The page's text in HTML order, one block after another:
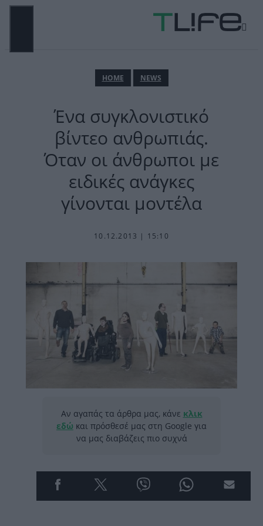
Μετάβαση
ΗΟΜΕ NEWS
Ένα συγκλονιστικό
βίντεο ανθρωπιάς.
Όταν οι άνθρωποι με
ειδικές ανάγκες
γίνονται μοντέλα
10.12.2013 | 15:10
Αν αγαπάς τα άρθρα μας, κάνε κλικ
εδώ και πρόσθεσέ μας στη Google για
να μας διαβάζεις πιο συχνά